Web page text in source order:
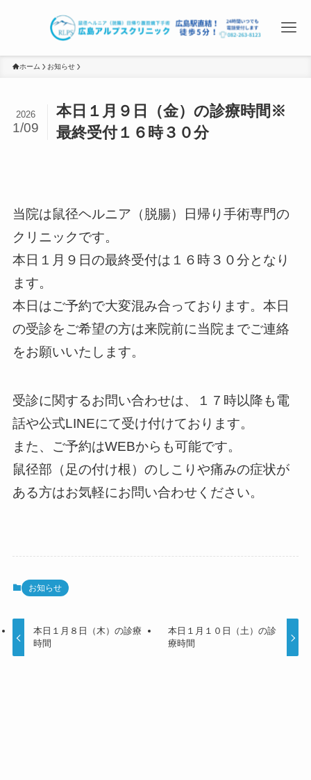
ホーム お知らせ
本日１月９日（金）の診療時間※
最終受付１６時３０分
2026
1/09
当院は鼠径ヘルニア（脱腸）日帰り手術専門の
クリニックです。
本日１月９日の最終受付は１６時３０分となり
ます。
本日はご予約で大変混み合っております。本日
の受診をご希望の方は来院前に当院までご連絡
をお願いいたします。
受診に関するお問い合わせは、１７時以降も電
話や公式LINEにて受け付けております。
また、ご予約はWEBからも可能です。
鼠径部（足の付け根）のしこりや痛みの症状が
ある方はお気軽にお問い合わせください。
お知らせ
本日１月８日（木）の診療
時間
本日１月１０日（土）の診
療時間